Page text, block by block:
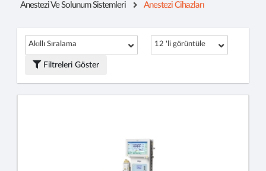
Anestezi Ve Solunum Sistemleri Anestezi Cihazları
Akıllı Sıralama 12 'li görüntüle
Filtreleri Göster